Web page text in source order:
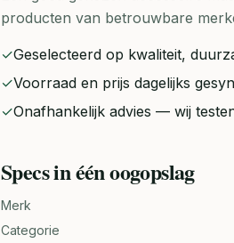
producten van betrouwbare
✓Geselecteerd op kwaliteit,
✓Voorraad en prijs dagelijks
✓Onafhankelijk advies — wij
Specs in één oogopslag
Merk
Categorie